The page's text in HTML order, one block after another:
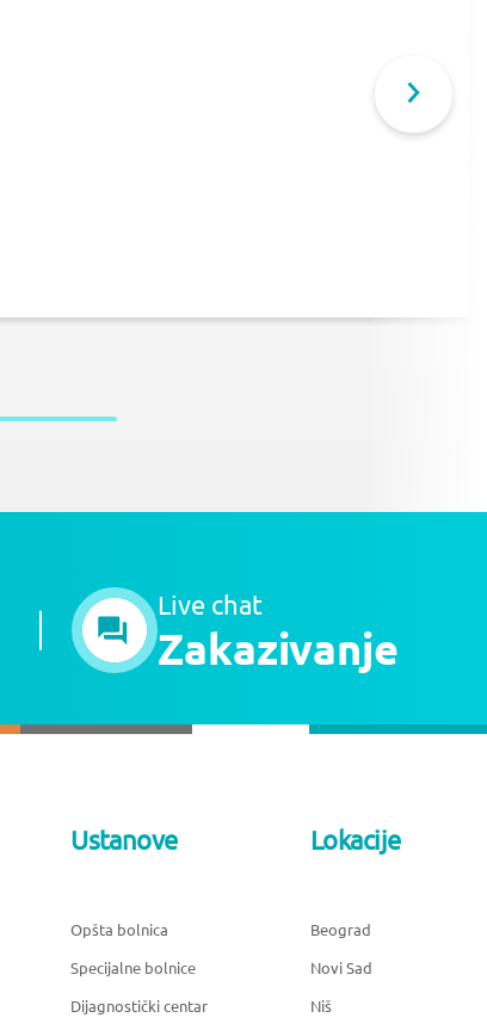
Live chat
Zakazivanje
Ustanove
Opšta bolnica
Specijalne bolnice
Dijagnostički centar
Lokacije
Beograd
Novi Sad
Niš